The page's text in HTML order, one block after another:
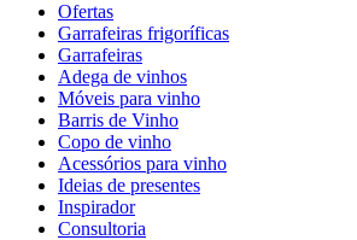
Ofertas
Garrafeiras frigoríficas
Garrafeiras
Adega de vinhos
Móveis para vinho
Barris de Vinho
Copo de vinho
Acessórios para vinho
Ideias de presentes
Inspirador
Consultoria